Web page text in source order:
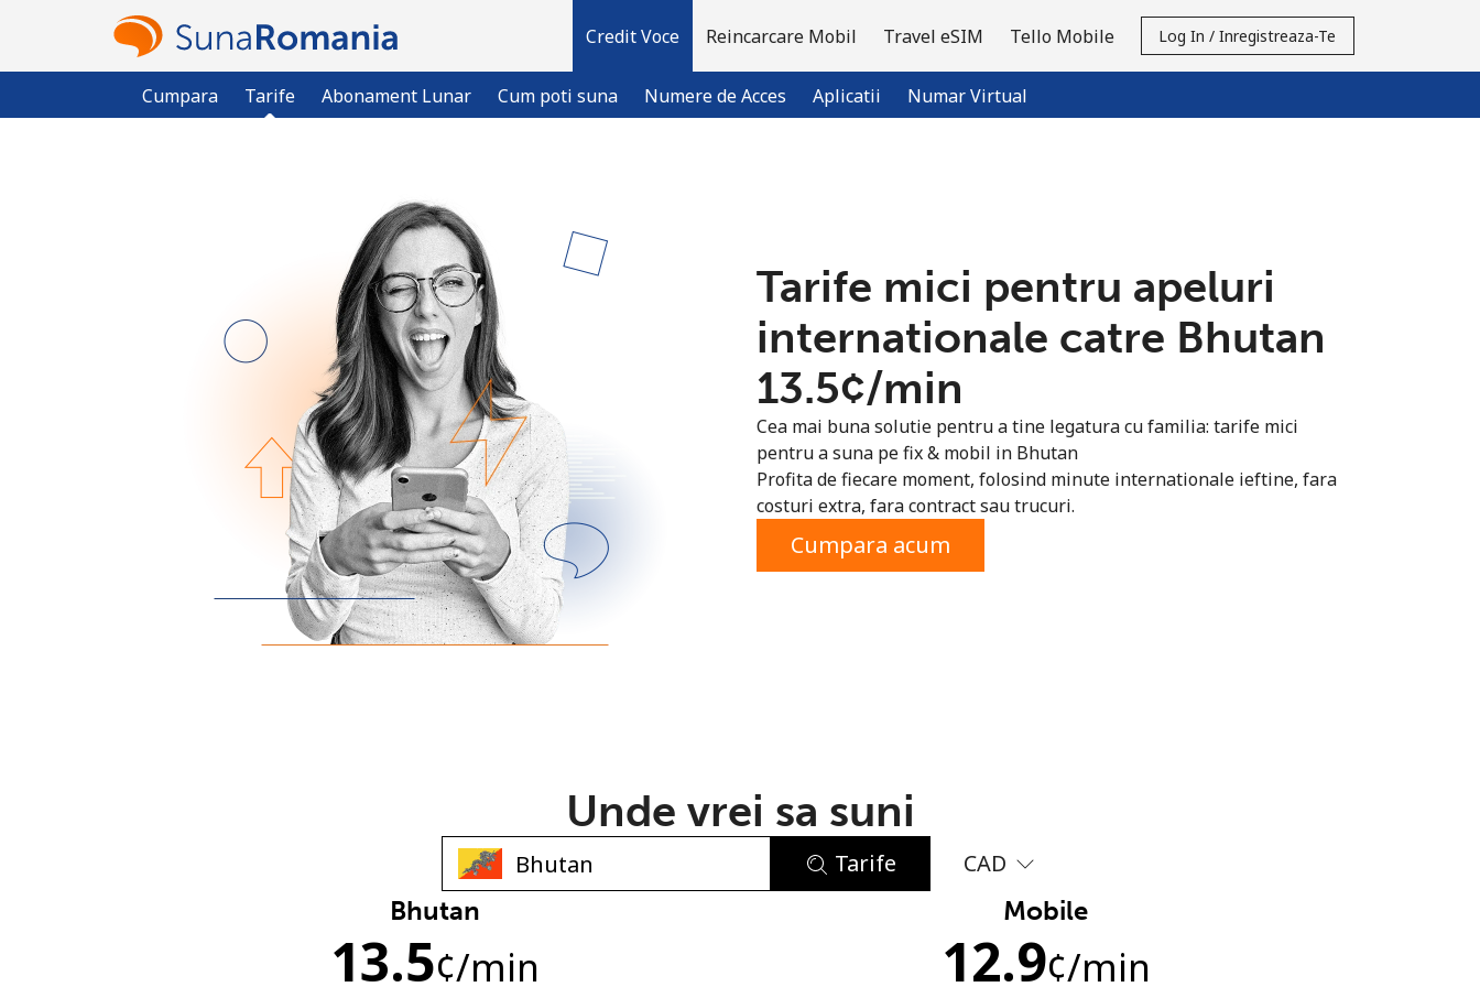
Credit Voce
Cumpara Tarife Abonament Lunar Cum poti suna Numere de Acces Aplicatii Numar Virtual
Reincarcare Mobil Travel eSIM Tello Mobile Log In / Inregistreaza-Te
Logheaza-te →
Inregistreaza-te cu
O majuscula si o litera mica
Tarife mici pentru apeluri
internationale catre Bhutan
⁦13.5¢⁩/min
Cea mai buna solutie pentru a tine legatura cu familia: tarife mici
pentru a suna pe fix & mobil in Bhutan
Profita de fiecare moment, folosind minute internationale ieftine, fara
costuri extra, fara contract sau trucuri.
Cumpara acum
Unde vrei sa suni
Tarife CAD
Bhutan
13.5¢/min
Mobile
12.9¢/min